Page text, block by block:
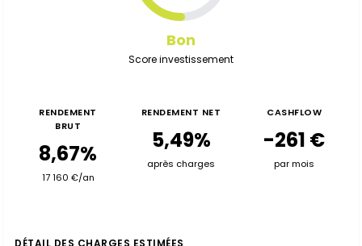
Bon
Score investissement
RENDEMENT
BRUT
8,67%
17 160 €/an
RENDEMENT NET
5,49%
après charges
CASHFLOW
-261 €
par mois
DÉTAIL DES CHARGES ESTIMÉES